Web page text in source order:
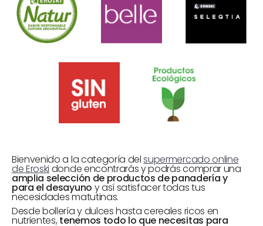
Bienvenido a la categoría delsupermercado online
de Eroski donde encontrarás y podrás comprar una
amplia selección de productos de panadería y
para el desayuno y así satisfacer todas tus
necesidades matutinas.
Desde bollería y dulces hasta cereales ricos en
nutrientes, tenemos todo lo que necesitas para